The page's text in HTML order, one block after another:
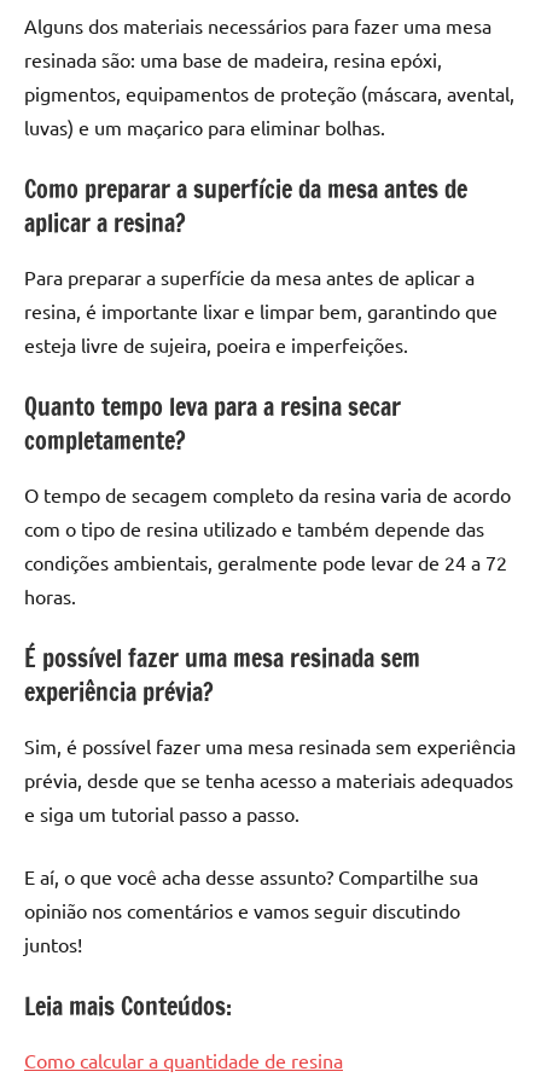
Alguns dos materiais necessários para fazer uma mesa
resinada são: uma base de madeira, resina epóxi,
pigmentos, equipamentos de proteção (máscara, avental,
luvas) e um maçarico para eliminar bolhas.
Como preparar a superfície da mesa antes de
aplicar a resina?
Para preparar a superfície da mesa antes de aplicar a
resina, é importante lixar e limpar bem, garantindo que
esteja livre de sujeira, poeira e imperfeições.
Quanto tempo leva para a resina secar
completamente?
O tempo de secagem completo da resina varia de acordo
com o tipo de resina utilizado e também depende das
condições ambientais, geralmente pode levar de 24 a 72
horas.
É possível fazer uma mesa resinada sem
experiência prévia?
Sim, é possível fazer uma mesa resinada sem experiência
prévia, desde que se tenha acesso a materiais adequados
e siga um tutorial passo a passo.
E aí, o que você acha desse assunto? Compartilhe sua
opinião nos comentários e vamos seguir discutindo
juntos!
Leia mais Conteúdos:
Como calcular a quantidade de resina